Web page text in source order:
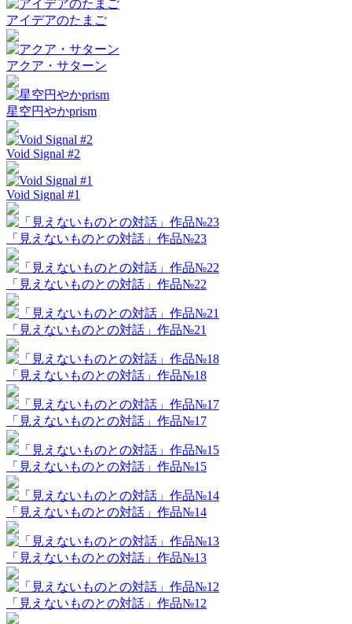
アイデアのたまご
アクア・サターン
星空円やかprism
Void Signal #2
Void Signal #1
「見えないものとの対話」作品№23
「見えないものとの対話」作品№22
「見えないものとの対話」作品№21
「見えないものとの対話」作品№18
「見えないものとの対話」作品№17
「見えないものとの対話」作品№15
「見えないものとの対話」作品№14
「見えないものとの対話」作品№13
「見えないものとの対話」作品№12